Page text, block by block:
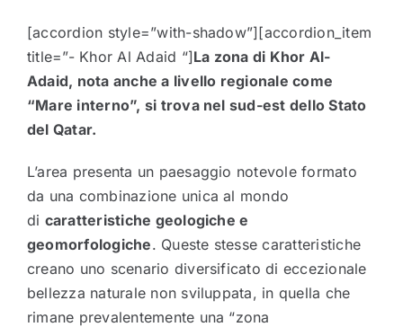
[accordion style=”with-shadow”][accordion_item
title=”- Khor Al Adaid “]La zona di Khor Al-
Adaid, nota anche a livello regionale come
“Mare interno”, si trova nel sud-est dello Stato
del Qatar.
L’area presenta un paesaggio notevole formato
da una combinazione unica al mondo
di caratteristiche geologiche e
geomorfologiche. Queste stesse caratteristiche
creano uno scenario diversificato di eccezionale
bellezza naturale non sviluppata, in quella che
rimane prevalentemente una “zona